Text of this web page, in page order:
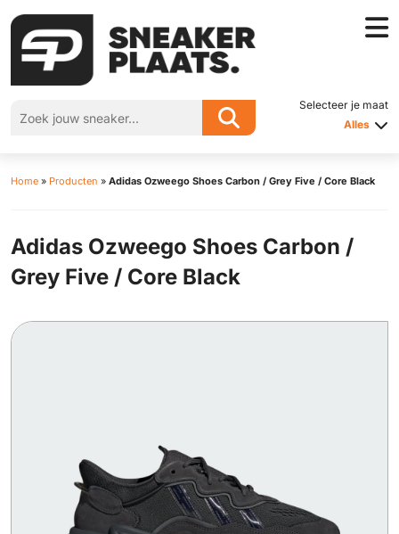
Selecteer je maat
Alles
Home » Producten » Adidas Ozweego Shoes Carbon / Grey Five / Core Black
Adidas Ozweego Shoes Carbon /
Grey Five / Core Black